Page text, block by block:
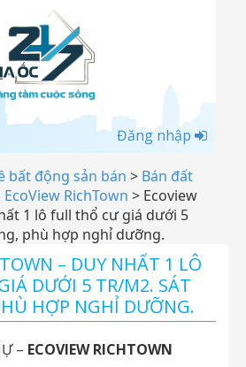
Đăng nhập
bất động sản bán > Bán đất
RichTown > Ecoview
1 lô full thổ cư giá dưới 5
phù hợp nghỉ dưỡng.
– DUY NHẤT 1 LÔ
DƯỚI 5 TR/M2. SÁT
HỢP NGHỈ DƯỠNG.
– ECOVIEW RICHTOWN